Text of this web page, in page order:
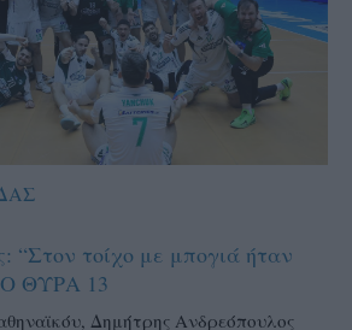
“Στον τοίχο με μπογιά ήταν
ΘΥΡΑ 13
Δημήτρης Ανδρεόπουλος